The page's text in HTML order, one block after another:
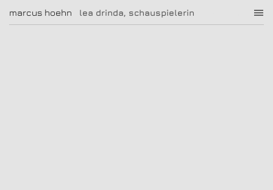
lea drinda, schauspielerin
marcus hoehn marcus hoehn
|